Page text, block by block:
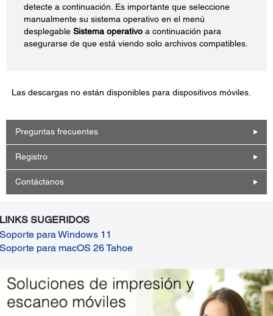
detecte a continuación. Es importante que seleccione
manualmente su sistema operativo en el menú
desplegable Sistema operativo a continuación para
asegurarse de que está viendo solo archivos compatibles.
Las descargas no están disponibles para dispositivos móviles.
Preguntas frecuentes
Registro
Contáctanos
LINKS SUGERIDOS
Soporte para Windows 11
Soporte para macOS 26 Tahoe